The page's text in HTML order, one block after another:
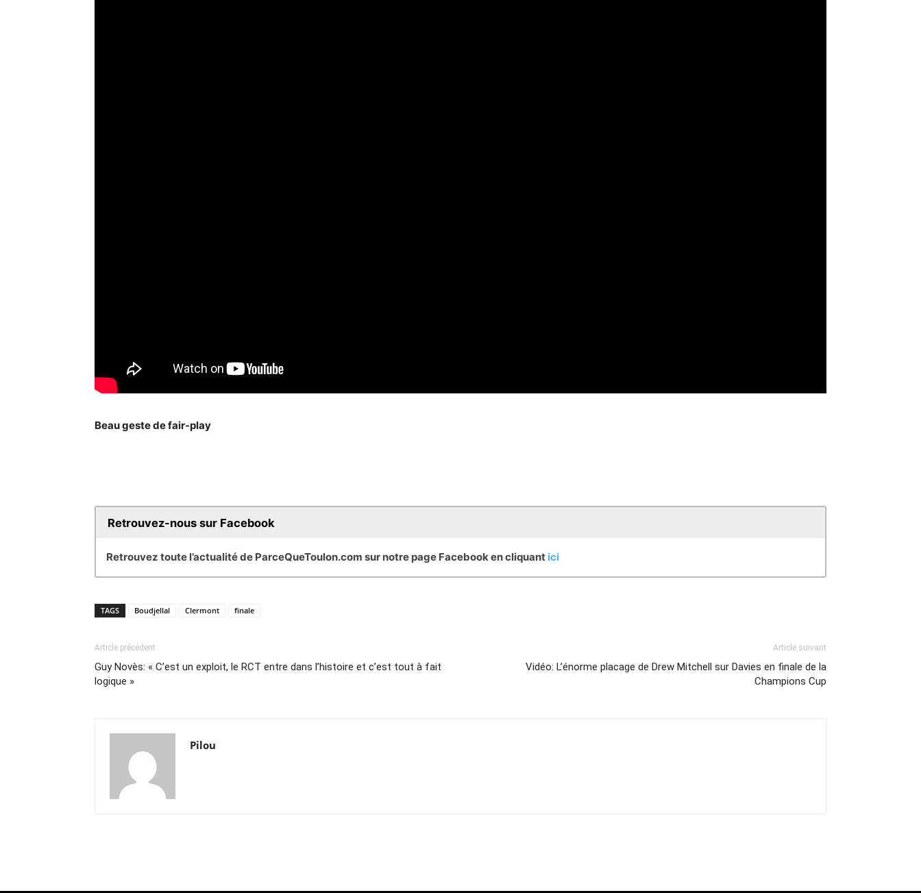
Beau geste de fair-play
Retrouvez-nous sur Facebook
Retrouvez toute l’actualité de ParceQueToulon.com sur notre page Facebook en cliquant ici
TAGS Boudjellal Clermont finale
Article précédent
Guy Novès: « C’est un exploit, le RCT entre dans l’histoire et c’est tout à fait
logique »
Article suivant
Vidéo: L’énorme placage de Drew Mitchell sur Davies en finale de la
Champions Cup
Pilou